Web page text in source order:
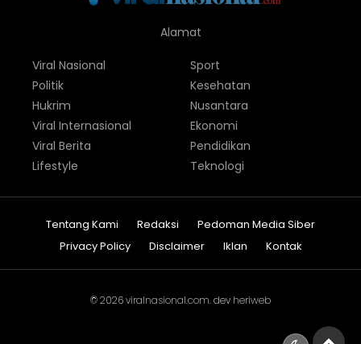
Alamat
Viral Nasional
Politik
Hukrim
Viral Internasional
Viral Berita
Lifestyle
Sport
Kesehatan
Nusantara
Ekonomi
Pendidikan
Teknologi
Tentang Kami Redaksi
Pedoman Media Siber
Privacy Policy
Disclaimer Iklan Kontak
© 2026viralnasional.com. dev heriweb